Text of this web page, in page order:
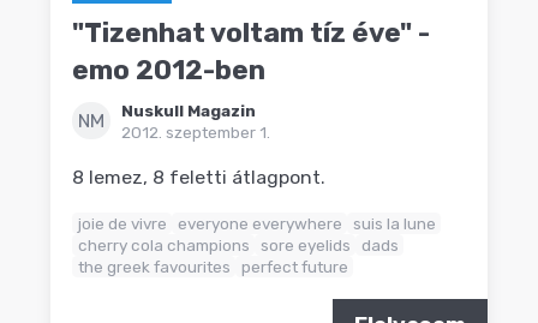
"Tizenhat voltam tíz éve" -
emo 2012-ben
NM
Nuskull Magazin
2012. szeptember 1.
8 lemez, 8 feletti átlagpont.
joie de vivre everyone everywhere
suis la lune
cherry cola champions
sore eyelids
dads
the greek favourites
perfect future